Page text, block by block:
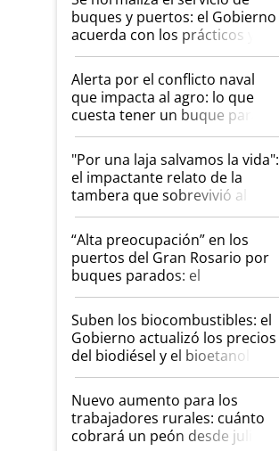
buques y puertos: el Gobierno
acuerda con los prácticos y
suspende el decreto de
desregulación
Alerta por el conflicto naval
que impacta al agro: lo que
cuesta tener un buque parado
y el peligro de que Argentina
pase a ser "país sucio"
"Por una laja salvamos la vida":
el impactante relato de la
tambera que sobrevivió al
tornado
“Alta preocupación” en los
puertos del Gran Rosario por
buques parados: el
funcionamiento de las
exportadoras en tensión tras
la medida de fuerza de los
prácticos
Suben los biocombustibles: el
Gobierno actualizó los precios
del biodiésel y el bioetanol
Nuevo aumento para los
trabajadores rurales: cuánto
cobrará un peón desde julio